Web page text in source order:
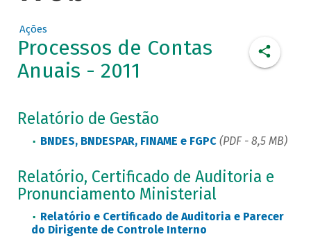
Ações
Processos de Contas
Anuais - 2011
Relatório de Gestão
BNDES, BNDESPAR, FINAME e FGPC (PDF - 8,5 MB)
Relatório, Certificado de Auditoria e
Pronunciamento Ministerial
Relatório e Certificado de Auditoria e Parecer
do Dirigente de Controle Interno